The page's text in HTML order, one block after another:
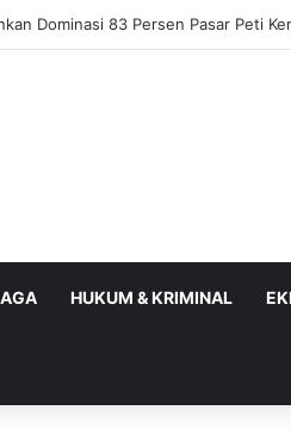
Literasi Pajak bagi UMKM dan
HUKUM & KRIMINAL